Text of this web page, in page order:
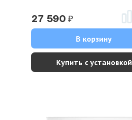
27 590 ₽
В корзину
Купить с установкой